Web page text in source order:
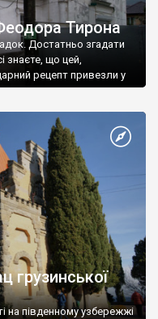
Тирона
Достатньо згадати
знаєте, що цей,
рецепт привезли у
грузинської
на південному узбережжі